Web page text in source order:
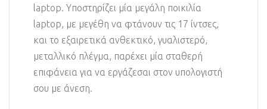
laptop. Υποστηρίζει μία μεγάλη ποικιλία
laptop, με μεγέθη να φτάνουν τις 17 ίντσες,
και το εξαιρετικά ανθεκτικό, γυαλιστερό,
μεταλλικό πλέγμα, παρέχει μία σταθερή
επιφάνεια για να εργάζεσαι στον υπολογιστή
σου με άνεση.